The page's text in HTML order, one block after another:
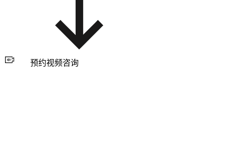
预约视频咨询